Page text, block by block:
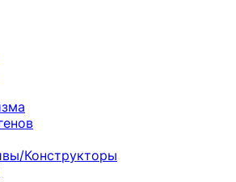
Конструкторы